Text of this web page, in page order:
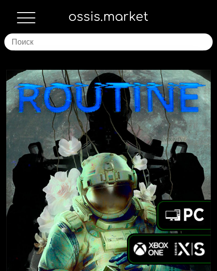
ossis.market